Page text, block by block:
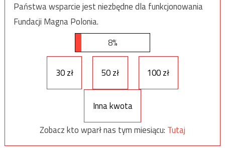
Państwa wsparcie jest niezbędne dla funkcjonowania
Fundacji Magna Polonia.
8%
30 zł 50 zł 100 zł
Inna kwota
Zobacz kto wparł nas tym miesiącu: Tutaj